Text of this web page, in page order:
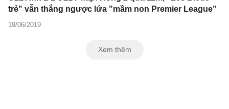
trẻ" vẫn thắng ngược lứa "mầm non Premier League"
19/06/2019
Xem thêm